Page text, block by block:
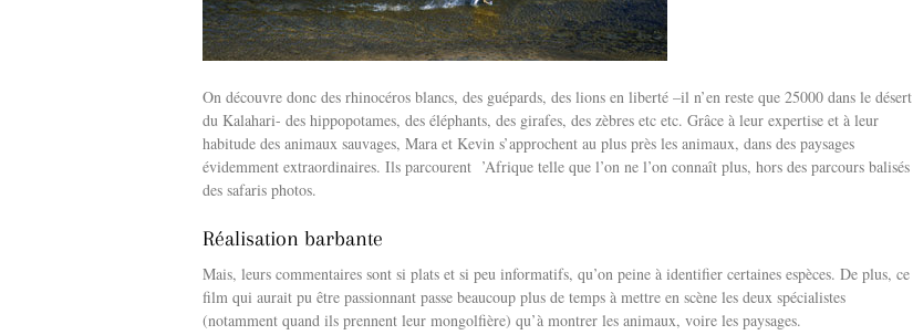
On découvre donc des rhinocéros blancs, des guépards, des lions en liberté –il n’en reste que 25000 dans le désert
du Kalahari- des hippopotames, des éléphants, des girafes, des zèbres etc etc. Grâce à leur expertise et à leur
habitude des animaux sauvages, Mara et Kevin s’approchent au plus près les animaux, dans des paysages
évidemment extraordinaires. Ils parcourent ’Afrique telle que l’on ne l’on connaît plus, hors des parcours balisés
des safaris photos.
Réalisation barbante
Mais, leurs commentaires sont si plats et si peu informatifs, qu’on peine à identifier certaines espèces. De plus, ce
film qui aurait pu être passionnant passe beaucoup plus de temps à mettre en scène les deux spécialistes
(notamment quand ils prennent leur mongolfière) qu’à montrer les animaux, voire les paysages.